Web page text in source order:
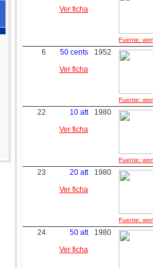
Ver ficha
Fuente:
6
50 cents
Ver ficha
1952
Fuente:
22
10 att
Ver ficha
1980
Fuente:
23
20 att
Ver ficha
1980
Fuente:
24
50 att
Ver ficha
1980